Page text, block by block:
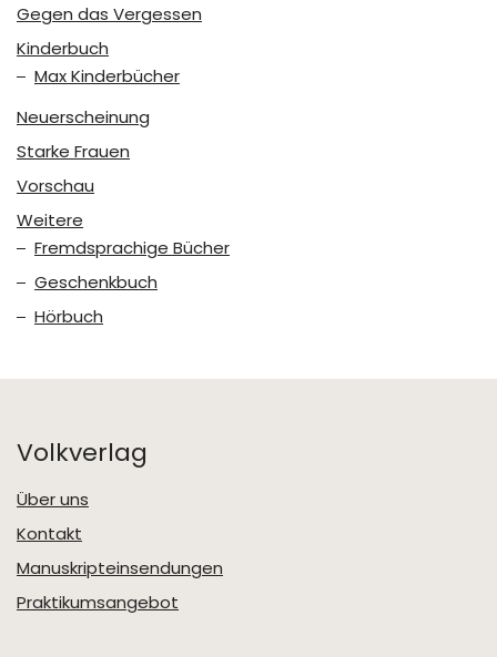
Gegen das Vergessen
Kinderbuch
Max Kinderbücher
Neuerscheinung
Starke Frauen
Vorschau
Weitere
Fremdsprachige Bücher
Geschenkbuch
Hörbuch
Volkverlag
Über uns
Kontakt
Manuskripteinsendungen
Praktikumsangebot